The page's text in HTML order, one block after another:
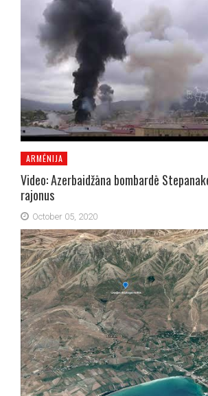
ARMĒNIJA
Video: Azerbaidžāna bombardē
rajonus
October 05, 2020